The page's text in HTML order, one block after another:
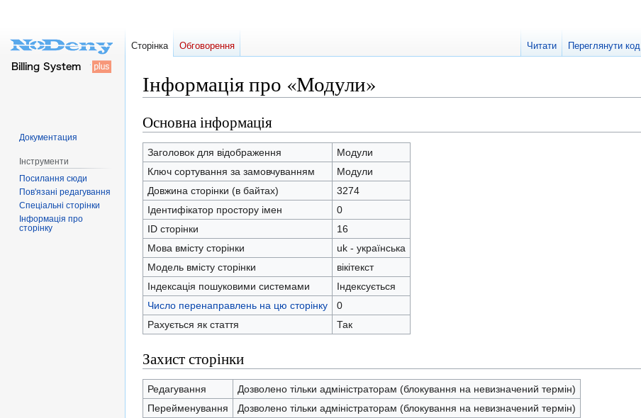
Інформація про «Модули»
Перейти
до
навігації
Перейти
до
пошуку
Основна інформація
Заголовок для відображення
Модули
Ключ сортування за замовчуванням
Модули
Довжина сторінки (в байтах)
3274
Ідентифікатор простору імен
0
ID сторінки
16
Мова вмісту сторінки
uk - українська
Модель вмісту сторінки
вікітекст
Індексація пошуковими системами
Індексується
Число перенаправлень на цю сторінку
0
Рахується як стаття
Так
Захист сторінки
Редагування
Дозволено тільки адміністраторам (блокування на невизначений термін)
Перейменування
Дозволено тільки адміністраторам (блокування на невизначений термін)
Сторінка Обговорення Читати Переглянути код
Документация
Інструменти
Посилання сюди
Пов'язані редагування
Спеціальні сторінки
Інформація про
сторінку